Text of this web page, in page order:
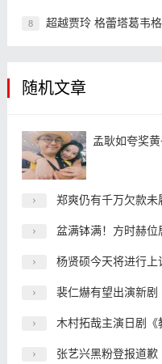
8 超越贾玲 格蕾塔葛韦
随机文章
孟耿如夸奖
郑爽仍有千万欠款
盆满钵满！方时赫位
杨贤硕今天将进行上诉
裴仁爀有望出演新剧
木村拓哉主演日剧《教
张艺兴黑粉登报道